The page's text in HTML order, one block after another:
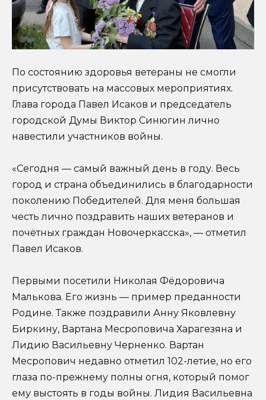
По состоянию здоровья ветераны не смогли
присутствовать на массовых мероприятиях.
Глава города Павел Исаков и председатель
городской Думы Виктор Синюгин лично
навестили участников войны.
«Сегодня — самый важный день в году. Весь
город и страна объединились в благодарности
поколению Победителей. Для меня большая
честь лично поздравить наших ветеранов и
почётных граждан Новочеркасска», — отметил
Павел Исаков.
Первыми посетили Николая Фёдоровича
Малькова. Его жизнь — пример преданности
Родине. Также поздравили Анну Яковлевну
Биркину, Вартана Месроповича Харагезяна и
Лидию Васильевну Черненко. Вартан
Месропович недавно отметил 102-летие, но его
глаза по-прежнему полны огня, который помог
ему выстоять в годы войны. Лидия Васильевна